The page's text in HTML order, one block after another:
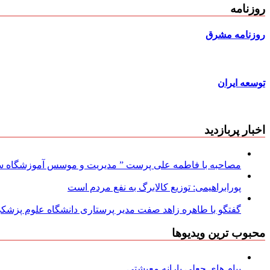
روزنامه
روزنامه مشرق
توسعه ایران
اخبار پربازدید
مصاحبه با فاطمه علی پرست ” مدیریت و موسس آموزشگاه
پورابراهیمی: توزیع کالابرگ به نفع مردم است
گفتگو با طاهره زاهد صفت مدیر پرستاری دانشگاه علوم
محبوب ترین ویدیوها